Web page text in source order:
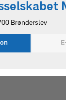
Brønderslev